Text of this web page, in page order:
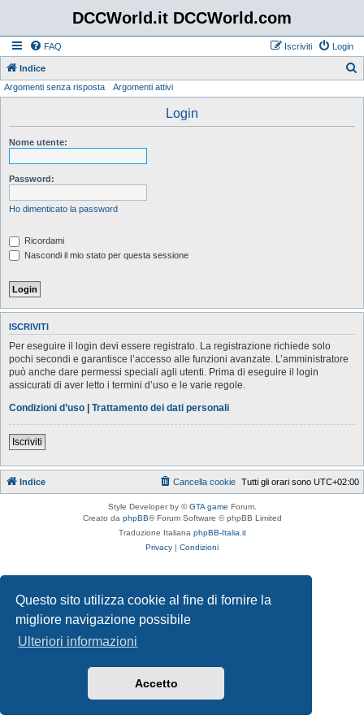
Questo sito utilizza cookie al fine di fornire la
migliore navigazione possibile
Ulteriori informazioni
Accetto
DCCWorld.it DCCWorld.com
FAQ Login
Iscriviti
Indice
Argomenti senza risposta Argomenti attivi
Login
Nome utente:
Password:
Ho dimenticato la password
Ricordami
Nascondi il mio stato per questa sessione
ISCRIVITI
Per eseguire il login devi essere registrato. La registrazione richiede solo
pochi secondi e garantisce l’accesso alle funzioni avanzate. L’amministratore
può anche dare permessi speciali agli utenti. Prima di eseguire il login
assicurati di aver letto i termini d’uso e le varie regole.
Condizioni d’uso | Trattamento dei dati personali
Iscriviti
Indice Tutti gli orari sono UTC+02:00
Cancella cookie
Style Developer by ©GTA game Forum.
Creato da phpBB® Forum Software © phpBB Limited
Traduzione Italiana phpBB-Italia.it
Privacy | Condizioni